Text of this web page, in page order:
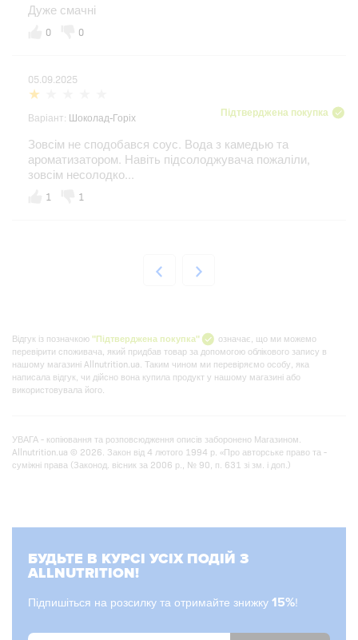
Дуже смачні
0 0
05.09.2025
Підтверджена покупка
Варіант: Шоколад-Горіх
Зовсім не сподобався соус. Вода з камедью та
ароматизатором. Навіть підсолоджувача пожаліли,
зовсім несолодко...
1 1
Відгук із позначкою"Підтверджена покупка"
означає, що ми можемо
перевірити споживача, який придбав товар за допомогою облікового запису в
нашому магазині Allnutrition.ua. Таким чином ми перевіряємо особу, яка
написала відгук, чи дійсно вона купила продукт у нашому магазині або
використовувала його.
УВАГА - копіювання та розповсюдження описів заборонено Магазином.
Allnutrition.ua © 2026. Закон від 4 лютого 1994 р. «Про авторське право та -
суміжні права (Законод. вісник за 2006 р., № 90, п. 631 зі зм. і доп.)
БУДЬТЕ В КУРСІ УСІХ ПОДІЙ З
ALLNUTRITION!
Підпишіться на розсилку та отримайте знижку 15%!